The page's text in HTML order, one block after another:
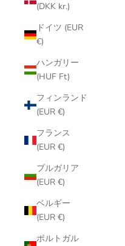
(DKK kr.)
ドイツ (EUR
€)
ハンガリー
(HUF Ft)
フィンランド
(EUR €)
フランス
(EUR €)
ブルガリア
(EUR €)
ベルギー
(EUR €)
ポルトガル